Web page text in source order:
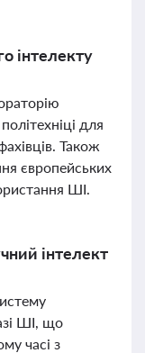
інтелекту
для
Також
європейських
ШІ.
інтелект
ШІ, що
часі з